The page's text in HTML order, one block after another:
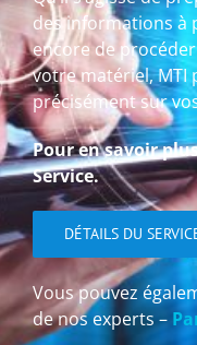
des informations à
encore de
votre matériel, MTI
précisément sur
Pour en savoir
Service.
DÉTAILS DU
Vous pouvez
de nos experts –